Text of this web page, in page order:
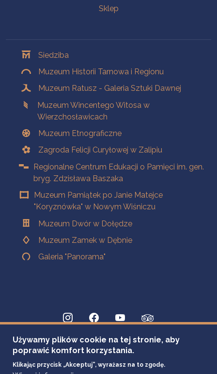
Sklep
Siedziba
Muzeum Historii Tarnowa i Regionu
Muzeum Ratusz - Galeria Sztuki Dawnej
Muzeum Wincentego Witosa w
Wierzchosławicach
Muzeum Etnograficzne
Zagroda Felicji Curyłowej w Zalipiu
Regionalne Centrum Edukacji o Pamięci im. gen.
bryg. Zdzisława Baszaka
Muzeum Pamiątek po Janie Matejce
"Koryznówka" w Nowym Wiśniczu
Muzeum Dwór w Dołędze
Muzeum Zamek w Dębnie
Galeria "Panorama"
Używamy plików cookie na tej stronie, aby
poprawić komfort korzystania.
Klikając przycisk „Akceptuj”, wyrażasz na to zgodę.